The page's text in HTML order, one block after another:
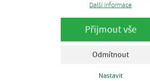
Další informace
Přijmout vše
Odmítnout
Nastavit